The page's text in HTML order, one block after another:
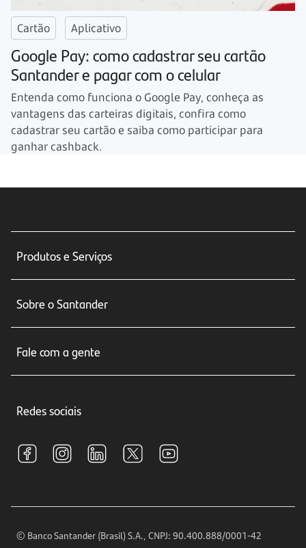
Cartão Aplicativo
Google Pay: como cadastrar seu cartão
Santander e pagar com o celular
Entenda como funciona o Google Pay, conheça as
vantagens das carteiras digitais, confira como
cadastrar seu cartão e saiba como participar para
ganhar cashback.
Produtos e Serviços
Seguros
Crédito e Financiamentos
Investimentos
Sobre o Santander
Relações com Investidores
Fale com a gente
Central de Renegociação
S.A.C
Encontre nossas agências
Horários de Atendimento
Redes sociais
© Banco Santander (Brasil) S.A., CNPJ: 90.400.888/0001-42